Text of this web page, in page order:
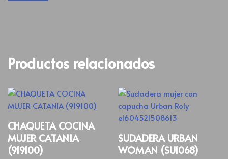
Productos relacionados
CHAQUETA COCINA
MUJER CATANIA
(919100)
SUDADERA URBAN
WOMAN (SU1068)